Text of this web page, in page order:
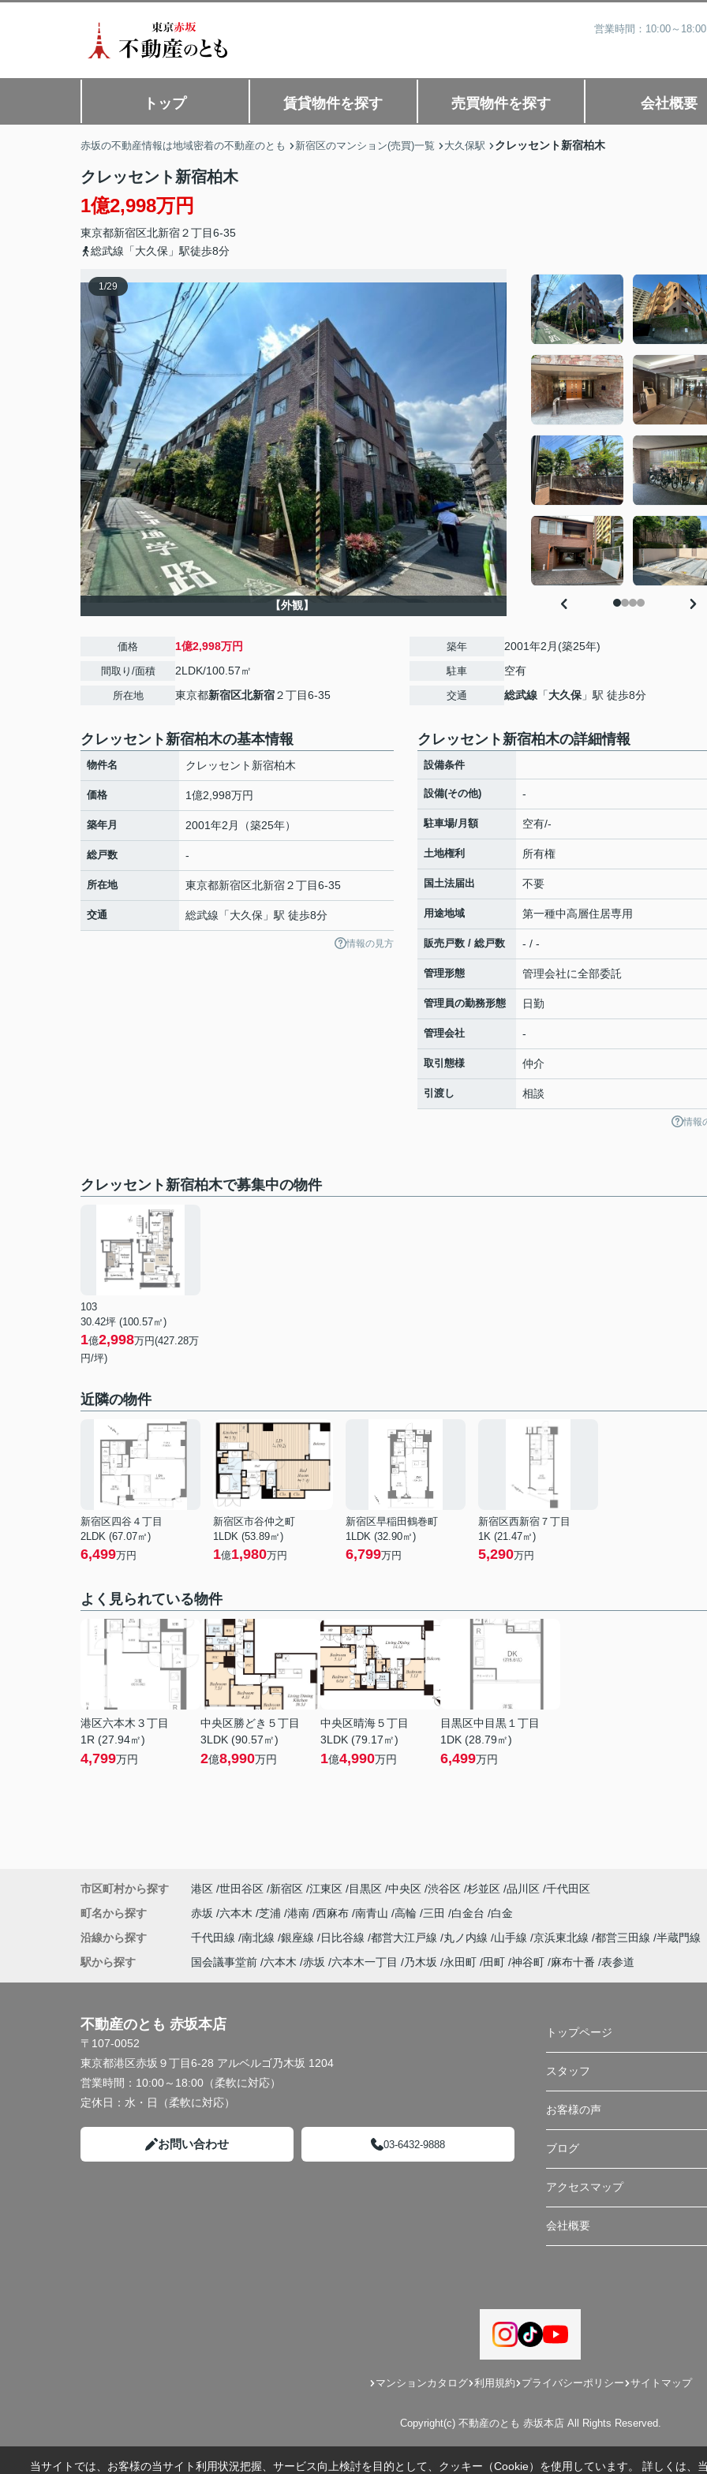
営業時間：10:00～
トップ 賃貸物件を探す 売買物件を探す 会社概要
赤坂の不動産情報は地域密着の不動産のとも 新宿区のマンション(売買)一覧 大久保駅 クレッセント新宿柏木
クレッセント新宿柏木
1億2,998万円
東京都新宿区北新宿２丁目6-35
総武線「大久保」駅徒歩8分
1/29
【外観】
価格 1億2,998万円
間取り/面積 2LDK/100.57㎡
所在地 東京都新宿区北新宿２丁目6-35
築年 2001年2月(築25年)
駐車 空有
交通 総武線 「大久保 」駅 徒歩8分
クレッセント新宿柏木の基本情報
物件名 クレッセント新宿柏木
価格 1億2,998万円
築年月 2001年2月（築25年）
総戸数 -
所在地 東京都新宿区北新宿２丁目6-35
交通 総武線 「大久保 」駅 徒歩8分
情報の見方
クレッセント新宿柏木の詳細情報
設備条件
設備(その他) -
駐車場/月額 空有/-
土地権利 所有権
国土法届出 不要
用途地域 第一種中高層住居専用
販売戸数 / 総戸数 - / -
管理形態 管理会社に全部委託
管理員の勤務形態 日勤
管理会社 -
取引態様 仲介
引渡し 相談
情報
クレッセント新宿柏木で募集中の物件
103
30.42坪 (100.57㎡)
1億2,998万円(427.28万
円/坪)
近隣の物件
新宿区四谷４丁目
2LDK (67.07㎡)
6,499万円
新宿区市谷仲之町
1LDK (53.89㎡)
1億1,980万円
新宿区早稲田鶴巻町
1LDK (32.90㎡)
6,799万円
新宿区西新宿７丁目
1K (21.47㎡)
5,290万円
よく見られている物件
港区六本木３丁目
1R (27.94㎡)
4,799万円
中央区勝どき５丁目
3LDK (90.57㎡)
2億8,990万円
中央区晴海５丁目
3LDK (79.17㎡)
1億4,990万円
目黒区中目黒１丁目
1DK (28.79㎡)
6,499万円
市区町村から探す 港区 世田谷区 新宿区 江東区 目黒区 中央区 渋谷区 杉並区 品川区 千代田区
町名から探す
赤坂 六本木 芝浦 港南 西麻布 南青山 高輪 三田 白金台
白金
沿線から探す
千代田線 南北線 銀座線 日比谷線 都営大江戸線 丸ノ内線 山手線 京浜東北線 都営三田線 半蔵門線
駅から探す
国会議事堂前 六本木 赤坂 六本木一丁目 乃木坂 永田町 田町 神谷町 麻布十番 表参道
不動産のとも 赤坂本店
〒107-0052
東京都港区赤坂９丁目6-28 アルベルゴ乃木坂 1204
営業時間： 10:00～18:00（柔軟に対応）
定休日： 水・日（柔軟に対応）
お問い合わせ 03-6432-9888
トップページ
スタッフ
お客様の声
ブログ
アクセスマップ
会社概要
マンションカタログ 利用規約 プライバシーポリシー サイトマップ
Copyright(c) 不動産のとも 赤坂本店 All Rights Reserved.
当サイトでは、お客様の当サイト利用状況把握、サービス向上検討を目的として、クッキー（Cookie）を使用しています。 詳しくは、